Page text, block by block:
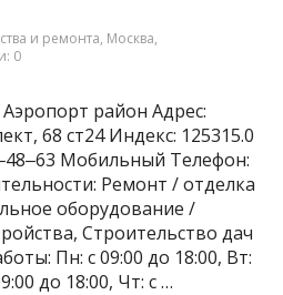
и ремонта, Москва,
0
район Адрес:
68 ст24 Индекс: 125315.0
Мобильный Телефон:
Ремонт / отделка
оборудование /
Строительство дач
Пн: с 09:00 до 18:00, Вт:
до 18:00, Чт: с …